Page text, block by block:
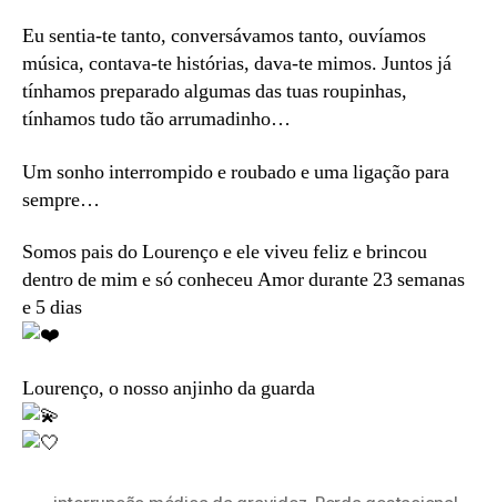
Eu sentia-te tanto, conversávamos tanto, ouvíamos
música, contava-te histórias, dava-te mimos. Juntos já
tínhamos preparado algumas das tuas roupinhas,
tínhamos tudo tão arrumadinho…
Um sonho interrompido e roubado e uma ligação para
sempre…
Somos pais do Lourenço e ele viveu feliz e brincou
dentro de mim e só conheceu Amor durante 23 semanas
e 5 dias
Lourenço, o nosso anjinho da guarda